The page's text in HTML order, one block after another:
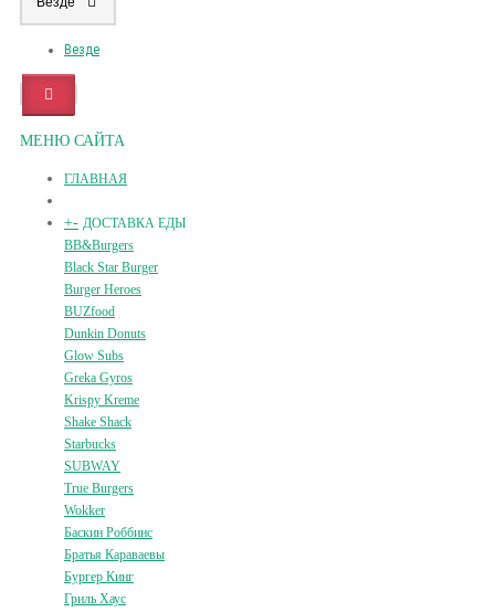
Везде
МЕНЮ САЙТА
ГЛАВНАЯ
+- ДОСТАВКА ЕДЫ
BB&Burgers
Black Star Burger
Burger Heroes
BUZfood
Dunkin Donuts
Glow Subs
Greka Gyros
Krispy Kreme
Shake Shack
Starbucks
SUBWAY
True Burgers
Wokker
Баскин Роббинс
Братья Караваевы
Бургер Кинг
Гриль Хаус